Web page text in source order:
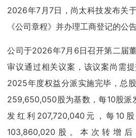
2026年7月7日，尚太科技发布关
《公司章程》并办理工商登记的公告
公司于2026年7月6日召开第二届
审议通过相关议案，该议案尚需
2025年度权益分派实施完毕，总
259,650,050股为基数，每10股派
发红利207,720,040元，每10
103,860,020股。本次转增